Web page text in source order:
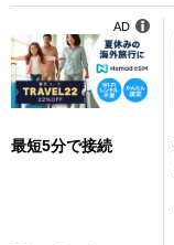
最短5分で接続
AD